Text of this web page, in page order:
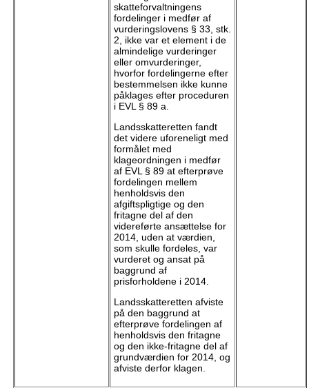
skatteforvaltningens
fordelinger i medfør af
vurderingslovens § 33, stk.
2, ikke var et element i de
almindelige vurderinger
eller omvurderinger,
hvorfor fordelingerne efter
bestemmelsen ikke kunne
påklages efter proceduren
i EVL § 89 a.
Landsskatteretten fandt
det videre uforeneligt med
formålet med
klageordningen i medfør
af EVL § 89 at efterprøve
fordelingen mellem
henholdsvis den
afgiftspligtige og den
fritagne del af den
videreførte ansættelse for
2014, uden at værdien,
som skulle fordeles, var
vurderet og ansat på
baggrund af
prisforholdene i 2014.
Landsskatteretten afviste
på den baggrund at
efterprøve fordelingen af
henholdsvis den fritagne
og den ikke-fritagne del af
grundværdien for 2014, og
afviste derfor klagen.